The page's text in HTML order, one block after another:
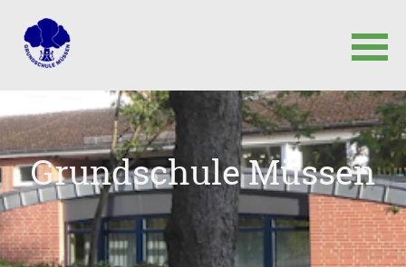
überspringen
Grundschule Müssen